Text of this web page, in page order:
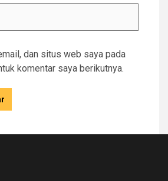
dan situs web saya pada
komentar saya berikutnya.